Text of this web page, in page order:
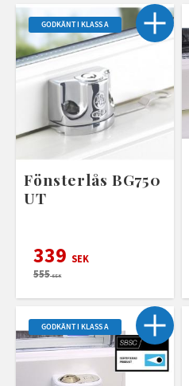
Fönsterlås BG750
UT
339 SEK
555SEK
GODKÄNT I KLASS A
GODKÄNT I KLASS A